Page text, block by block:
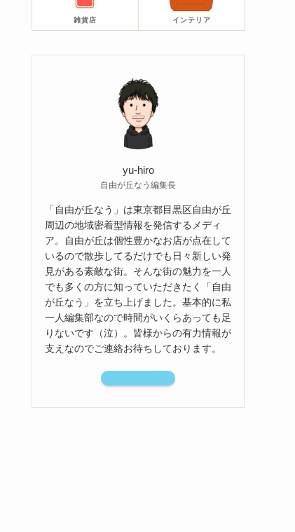
雑貨店 インテリア
yu-hiro
自由が丘なう編集長
「自由が丘なう」は東京都目黒区自由が丘
周辺の地域密着型情報を発信するメディ
ア。自由が丘は個性豊かなお店が点在して
いるので散歩してるだけでも日々新しい発
見がある素敵な街。そんな街の魅力を一人
でも多くの方に知っていただきたく「自由
が丘なう」を立ち上げました。基本的に私
一人編集部なので時間がいくらあっても足
りないです（泣）。皆様からの有力情報が
支えなのでご連絡お待ちしております。